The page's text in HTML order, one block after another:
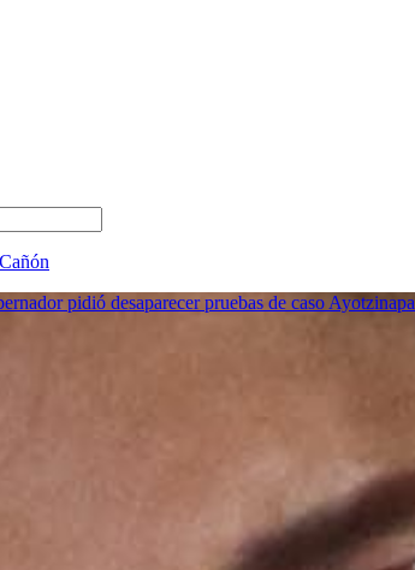
pidió desaparecer pruebas de caso Ayotzinapa